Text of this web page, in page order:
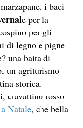
i baci
e per la
per gli
di legno e pigne
una baita di
un agriturismo
storica.
cravattino rosso
Natale, che bella